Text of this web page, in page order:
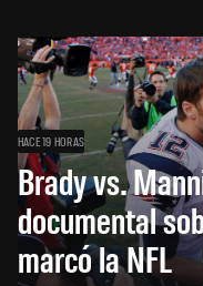
HACE 19 HORAS
Brady vs.
documental
marcó la NFL